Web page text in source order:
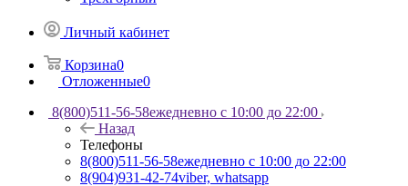
Личный кабинет
Корзина0
Отложенные0
8(800)511-56-58ежедневно с 10:00 до 22:00
Назад
Телефоны
8(800)511-56-58ежедневно с 10:00 до 22:00
8(904)931-42-74viber, whatsapp